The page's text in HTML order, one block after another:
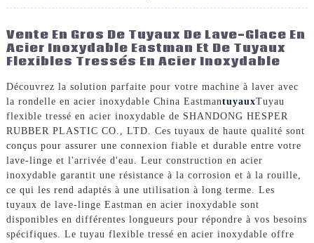
Vente En Gros De Tuyaux De Lave-Glace En
Acier Inoxydable Eastman Et De Tuyaux
Flexibles Tressés En Acier Inoxydable
Découvrez la solution parfaite pour votre machine à laver avec
la rondelle en acier inoxydable China EastmantuyauxTuyau
flexible tressé en acier inoxydable de SHANDONG HESPER
RUBBER PLASTIC CO., LTD. Ces tuyaux de haute qualité sont
conçus pour assurer une connexion fiable et durable entre votre
lave-linge et l'arrivée d'eau. Leur construction en acier
inoxydable garantit une résistance à la corrosion et à la rouille,
ce qui les rend adaptés à une utilisation à long terme. Les
tuyaux de lave-linge Eastman en acier inoxydable sont
disponibles en différentes longueurs pour répondre à vos besoins
spécifiques. Le tuyau flexible tressé en acier inoxydable offre